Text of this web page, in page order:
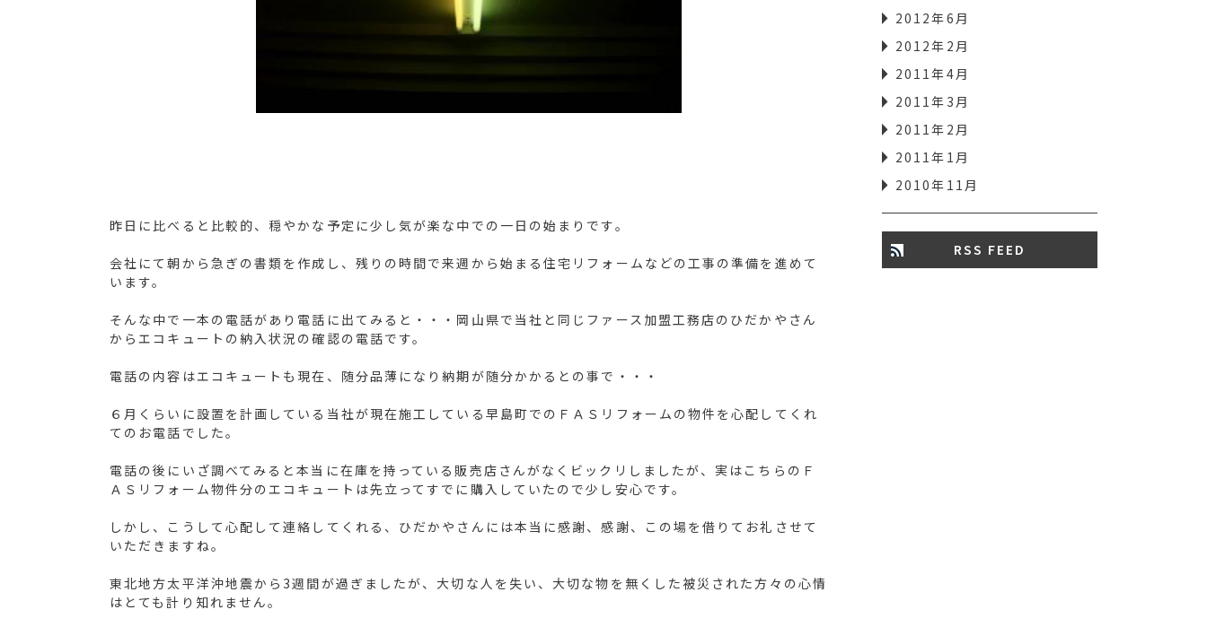
昨日に比べると比較的、穏やかな予定に少し気が楽な中での一日の始まりです。
会社にて朝から急ぎの書類を作成し、残りの時間で来週から始まる住宅リフォームなどの工事の準備を進めて
います。
そんな中で一本の電話があり電話に出てみると・・・岡山県で当社と同じファース加盟工務店のひだかやさん
からエコキュートの納入状況の確認の電話です。
電話の内容はエコキュートも現在、随分品薄になり納期が随分かかるとの事で・・・
６月くらいに設置を計画している当社が現在施工している早島町でのＦＡＳリフォームの物件を心配してくれ
てのお電話でした。
電話の後にいざ調べてみると本当に在庫を持っている販売店さんがなくビックリしましたが、実はこちらのＦ
ＡＳリフォーム物件分のエコキュートは先立ってすでに購入していたので少し安心です。
しかし、こうして心配して連絡してくれる、ひだかやさんには本当に感謝、感謝、この場を借りてお礼させて
いただきますね。
東北地方太平洋沖地震から3週間が過ぎましたが、大切な人を失い、大切な物を無くした被災された方々の心情
はとても計り知れません。
2012年6月
2012年2月
2011年4月
2011年3月
2011年2月
2011年1月
2010年11月
RSS FEED